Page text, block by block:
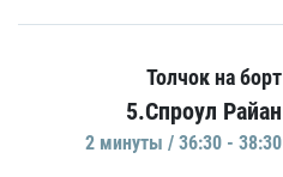
Толчок на борт
5.Спроул Райан
2 минуты / 36:30 - 38:30